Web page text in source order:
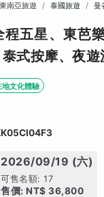
東南亞旅遊 泰國旅遊 曼
程五星、東芭
式按摩、夜
地文化體驗
2026/09/19 (六)
可售名額: 17
售價: NT$ 36,800